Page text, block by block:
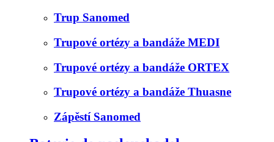
Trup Sanomed
Trupové ortézy a bandáže MEDI
Trupové ortézy a bandáže ORTEX
Trupové ortézy a bandáže Thuasne
Zápěstí Sanomed